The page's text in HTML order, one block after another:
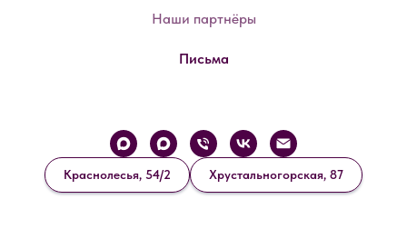
Наши партнёры
Письма
Краснолесья, 54/2 Хрустальногорская, 87